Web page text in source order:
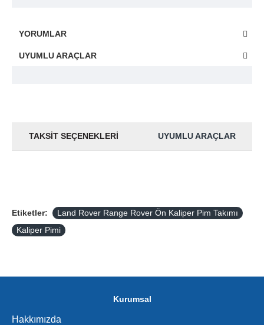
YORUMLAR
UYUMLU ARAÇLAR
TAKSIT SEÇENEKLERI UYUMLU ARAÇLAR
Etiketler:
Land Rover Range Rover Ön Kaliper Pim Takımı
Kaliper Pimi
Kurumsal
Hakkımızda